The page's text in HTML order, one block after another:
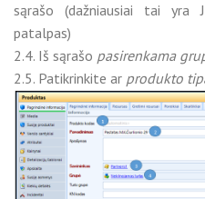
sąrašo (dažniausiai tai yra
patalpas)
2.4. Iš sąrašo pasirenkama
2.5. Patikrinkite ar produkto